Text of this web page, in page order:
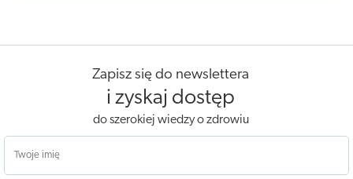
Zapisz się do newslettera
i zyskaj dostęp
do szerokiej wiedzy o zdrowiu